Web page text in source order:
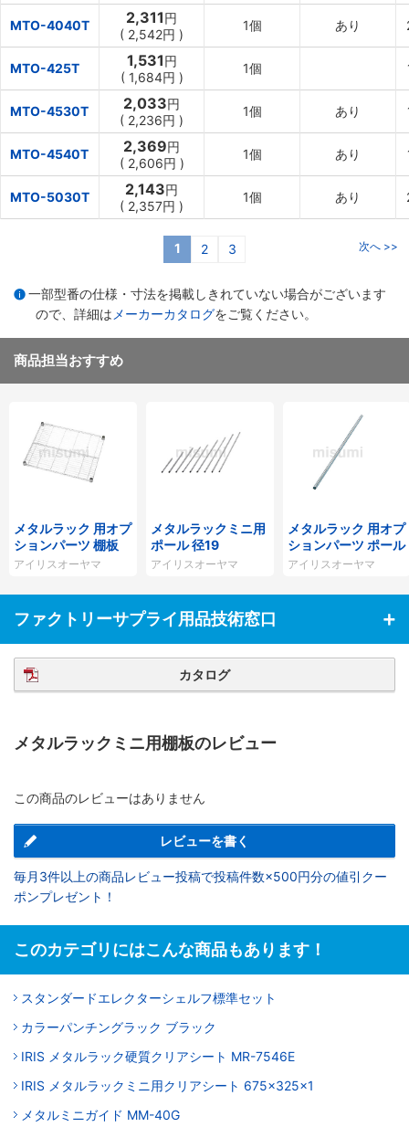
MTO-4040T 2,311円
( 2,542円 )
1個 あり
MTO-425T 1,531円
( 1,684円 )
1個
MTO-4530T 2,033円
( 2,236円 )
1個 あり
MTO-4540T 2,369円
( 2,606円 )
1個 あり
MTO-5030T 2,143円
( 2,357円 )
1個 あり
1 2 3 次へ >>
一部型番の仕様・寸法を掲載しきれていない場合がございます
ので、詳細は メーカーカタログをご覧ください。
商品担当おすすめ
メタルラック 用オプ
ションパーツ 棚板
アイリスオーヤマ
メタルラックミニ用
ポール 径19
アイリスオーヤマ
メタルラック 用オプ
ションパーツ ポール
アイリスオーヤマ
ファクトリーサプライ用品技術窓口
カタログ
メタルラックミニ用棚板のレビュー
この商品のレビューはありません
レビューを書く
毎月3件以上の商品レビュー投稿で投稿件数×500円分の値引クー
ポンプレゼント！
このカテゴリにはこんな商品もあります！
スタンダードエレクターシェルフ標準セット
カラーパンチングラック ブラック
IRIS メタルラック硬質クリアシート MR-7546E
IRIS メタルラックミニ用クリアシート 675×325×1
メタルミニガイド MM-40G